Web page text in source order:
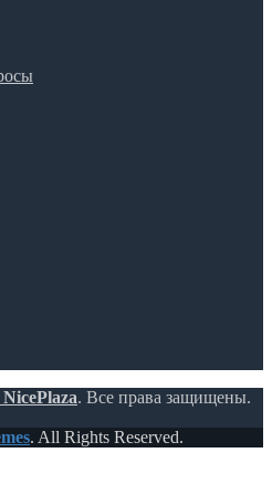
. Все права защищены.
. All Rights Reserved.